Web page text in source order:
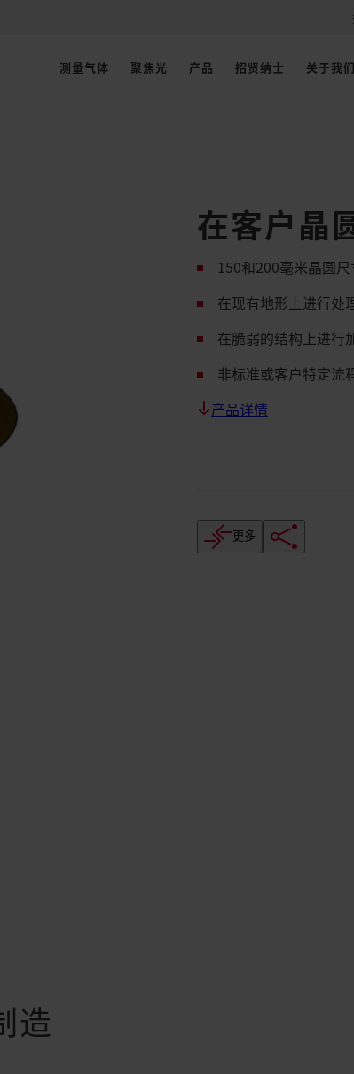
测量气体 聚焦光 产品 招贤纳士 关于我们
在客户晶
150和200毫米晶圆尺
在现有地形上进行处
在脆弱的结构上进行
非标准或客户特定流
产品详情
更多
造